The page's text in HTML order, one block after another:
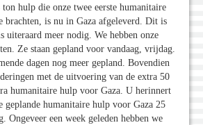
hulp die onze twee eerste humanitaire
brachten, is nu in Gaza afgeleverd. Dit is
uiteraard meer nodig. We hebben onze
Ze staan gepland voor vandaag, vrijdag.
dagen nog meer gepland. Bovendien
met de uitvoering van de extra 50
humanitaire hulp voor Gaza. U herinnert
geplande humanitaire hulp voor Gaza 25
Ongeveer een week geleden hebben we